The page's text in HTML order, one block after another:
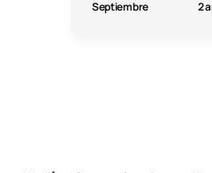
Septiembre 2